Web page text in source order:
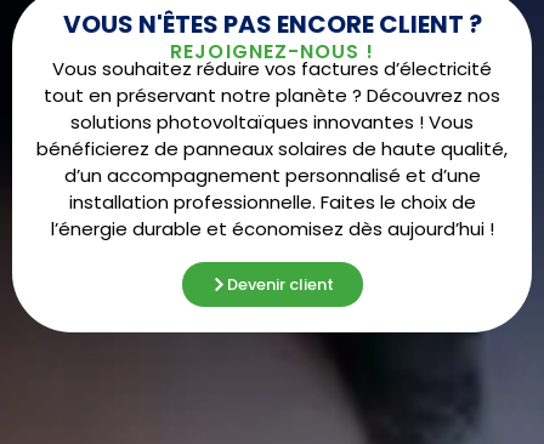
VOUS N'ÊTES PAS ENCORE CLIENT ?
REJOIGNEZ-NOUS !
Vous souhaitez réduire vos factures d’électricité
tout en préservant notre planète ? Découvrez nos
solutions photovoltaïques innovantes ! Vous
bénéficierez de panneaux solaires de haute qualité,
d’un accompagnement personnalisé et d’une
installation professionnelle. Faites le choix de
l’énergie durable et économisez dès aujourd’hui !
Devenir client